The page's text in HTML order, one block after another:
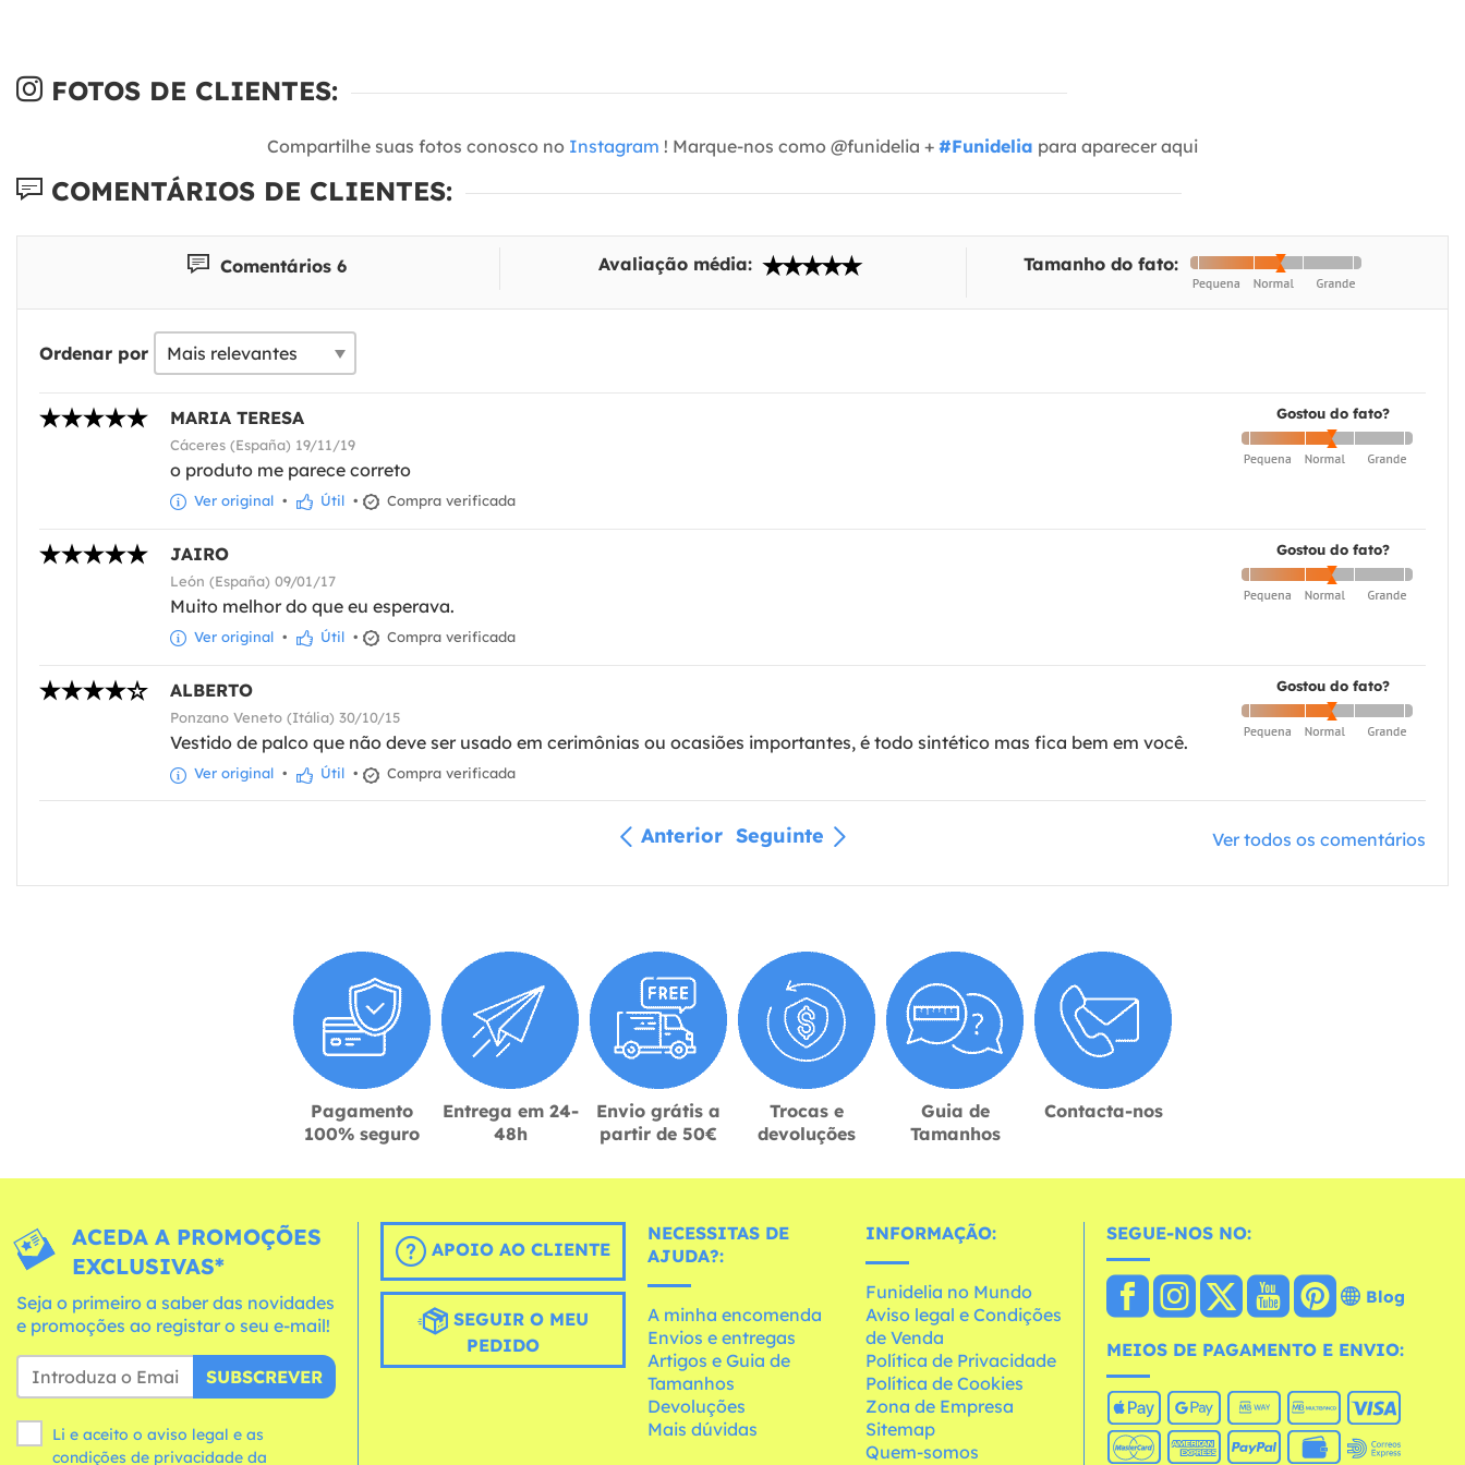
FOTOS DE CLIENTES:
Compartilhe suas fotos conosco no Instagram ! Marque-nos como @funidelia + #Funidelia para aparecer aqui
COMENTÁRIOS DE CLIENTES:
Comentários 6 Avaliação média: Tamanho do fato:
Ordenar por
Gostou do fato?
MARIA TERESA
Cáceres (España) 19/11/19
o produto me parece correto
Ver original • Útil • Compra verificada
Gostou do fato?
JAIRO
León (España) 09/01/17
Muito melhor do que eu esperava.
Ver original • Útil • Compra verificada
Gostou do fato?
ALBERTO
Ponzano Veneto (Itália) 30/10/15
Vestido de palco que não deve ser usado em cerimônias ou ocasiões importantes, é todo sintético mas fica bem em você.
Ver original • Útil • Compra verificada
Anterior Seguinte Ver todos os comentários
Pagamento
100% seguro
Entrega em 24-
48h
Envio grátis a
partir de 50€
Trocas e
devoluções
Guia de
Tamanhos
Contacta-nos
ACEDA A PROMOÇÕES
EXCLUSIVAS*
Seja o primeiro a saber das novidades
e promoções ao registar o seu e-mail!
SUBSCREVER
Li e aceito o aviso legal e as
condições
APOIO AO CLIENTE
SEGUIR O MEU
PEDIDO
NECESSITAS DE
AJUDA?:
A minha encomenda
Envios e entregas
Artigos e Guia de
Tamanhos
Devoluções
Mais dúvidas
INFORMAÇÃO:
Funidelia no Mundo
Aviso legal e Condições
de Venda
Política de Privacidade
Política de Cookies
Zona de Empresa
Sitemap
Quem-somos
SEGUE-NOS NO:
Blog
MEIOS DE PAGAMENTO E ENVIO: